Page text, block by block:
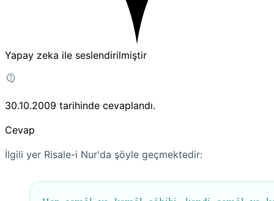
Yapay zeka ile seslendirilmiştir
30.10.2009 tarihinde cevaplandı.
Cevap
İlgili yer Risale-i Nur'da şöyle geçmektedir: